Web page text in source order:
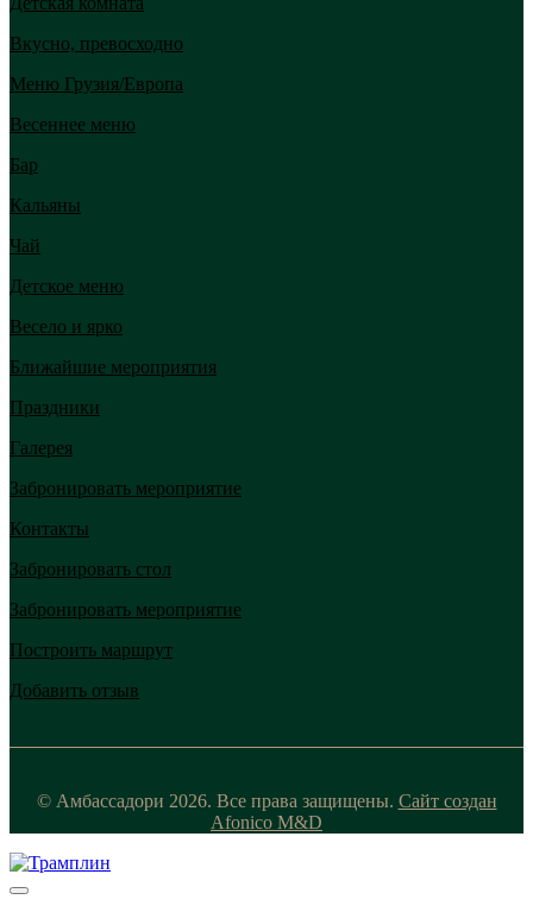
Вкусно, превосходно
Меню Грузия/Европа
Весеннее меню
Бар
Кальяны
Чай
Детское меню
Весело и ярко
Ближайшие мероприятия
Праздники
Галерея
Забронировать мероприятие
Контакты
Забронировать стол
Забронировать мероприятие
Построить маршрут
Добавить отзыв
© Амбассадори 2026. Все права защищены. Сайт создан
Afonico M&D